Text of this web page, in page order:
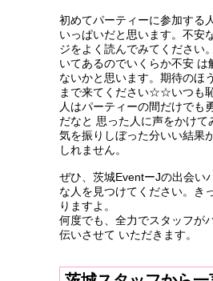
初めてパーティーに参加する
いっぱいだと思います。不安
ジをよく読んでみてください
いてあるのでいくらか不安 は
ないかと思います。期待のほ
まで来てください☆☆いつも
人はパーティーの間だけでも
だなと 思った人に声をかけて
気を振りしぼった分いい結果
しれません。
ぜひ、茨城EventーJの出会い
な人を見つけてください。き
りますよ。
何度でも、全力でスタッフが
伝いさせて いただきます。